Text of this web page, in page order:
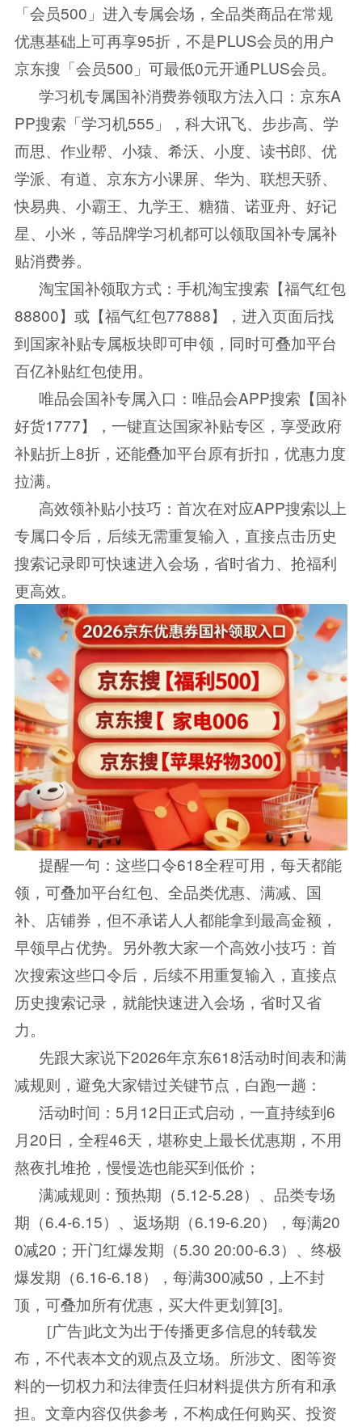
「会员500」进入专属会场，全品类商品在常规
优惠基础上可再享95折，不是PLUS会员的用户
京东搜「会员500」可最低0元开通PLUS会员。
学习机专属国补消费券领取方法入口：京东A
PP搜索「学习机555」，科大讯飞、步步高、学
而思、作业帮、小猿、希沃、小度、读书郎、优
学派、有道、京东方小课屏、华为、联想天骄、
快易典、小霸王、九学王、糖猫、诺亚舟、好记
星、小米，等品牌学习机都可以领取国补专属补
贴消费券。
淘宝国补领取方式：手机淘宝搜索【福气红包
88800】或【福气红包77888】，进入页面后找
到国家补贴专属板块即可申领，同时可叠加平台
百亿补贴红包使用。
唯品会国补专属入口：唯品会APP搜索【国补
好货1777】，一键直达国家补贴专区，享受政府
补贴折上8折，还能叠加平台原有折扣，优惠力度
拉满。
高效领补贴小技巧：首次在对应APP搜索以上
专属口令后，后续无需重复输入，直接点击历史
搜索记录即可快速进入会场，省时省力、抢福利
更高效。
提醒一句：这些口令618全程可用，每天都能
领，可叠加平台红包、全品类优惠、满减、国
补、店铺券，但不承诺人人都能拿到最高金额，
早领早占优势。另外教大家一个高效小技巧：首
次搜索这些口令后，后续不用重复输入，直接点
历史搜索记录，就能快速进入会场，省时又省
力。
先跟大家说下2026年京东618活动时间表和满
减规则，避免大家错过关键节点，白跑一趟：
活动时间：5月12日正式启动，一直持续到6
月20日，全程46天，堪称史上最长优惠期，不用
熬夜扎堆抢，慢慢选也能买到低价；
满减规则：预热期（5.12-5.28）、品类专场
期（6.4-6.15）、返场期（6.19-6.20），每满20
0减20；开门红爆发期（5.30 20:00-6.3）、终极
爆发期（6.16-6.18），每满300减50，上不封
顶，可叠加所有优惠，买大件更划算[3]。
[广告]此文为出于传播更多信息的转载发
布，不代表本文的观点及立场。所涉文、图等资
料的一切权力和法律责任归材料提供方所有和承
担。文章内容仅供参考，不构成任何购买、投资